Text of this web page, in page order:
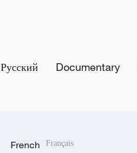
Русский Documentary
French Français